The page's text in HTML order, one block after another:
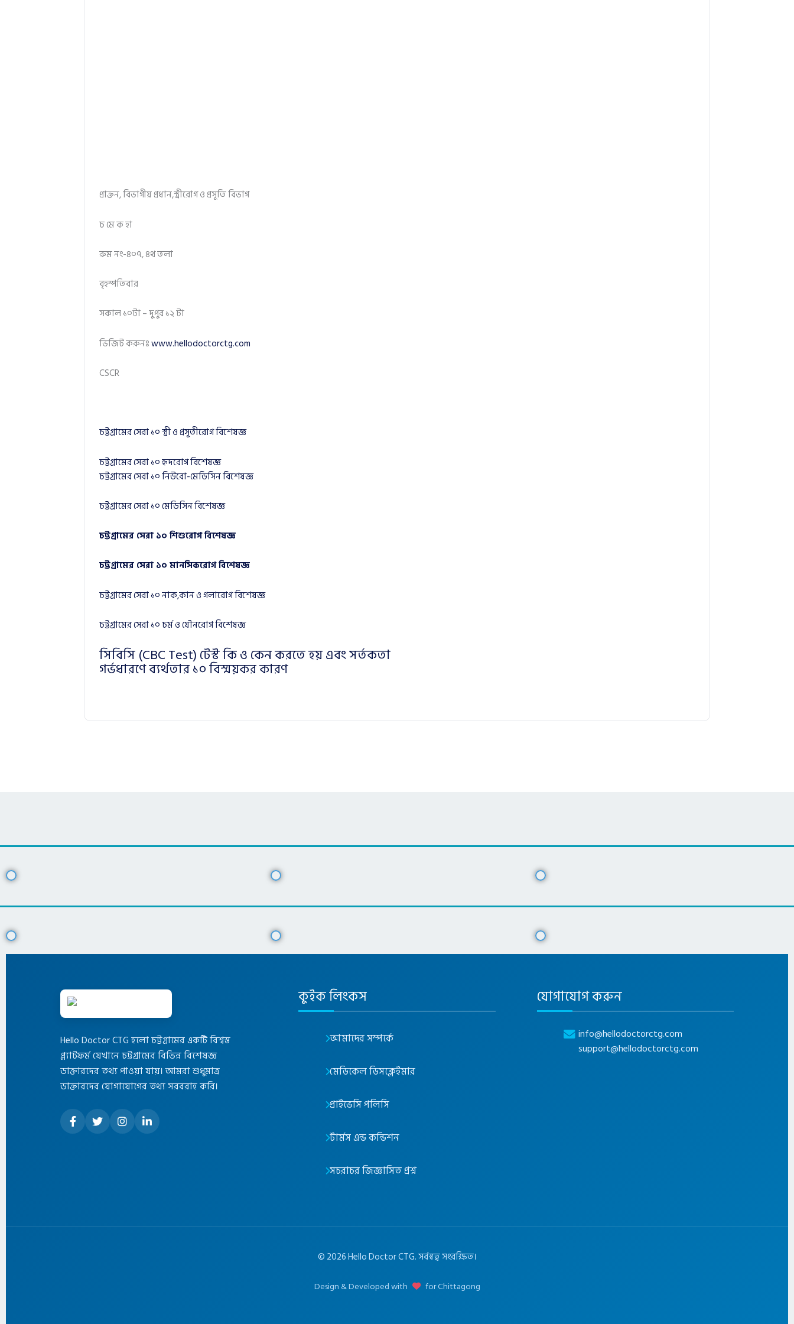
প্রাক্তন, বিভাগীয় প্রধান,স্ত্রীরোগ ও প্রসূতি বিভাগ
চ মে ক হা
রুম নং-৪০৭, ৪থ তলা
বৃহস্পতিবার
সকাল ১০টা – দুপুর ১২ টা
ভিজিট করুনঃwww.hellodoctorctg.com
CSCR
চট্টগ্রামের সেরা ১০ স্ত্রী ও প্রসূতীরোগ বিশেষজ্ঞ
চট্টগ্রামের সেরা ১০ হৃদরোগ বিশেষজ্ঞ
চট্টগ্রামের সেরা ১০ নিউরো-মেডিসিন বিশেষজ্ঞ
চট্টগ্রামের সেরা ১০ মেডিসিন বিশেষজ্ঞ
চট্টগ্রামের সেরা ১০ শিশুরোগ বিশেষজ্ঞ
চট্টগ্রামের সেরা ১০ মানসিকরোগ বিশেষজ্ঞ
চট্টগ্রামের সেরা ১০ নাক,কান ও গলারোগ বিশেষজ্ঞ
চট্টগ্রামের সেরা ১০ চর্ম ও যৌনরোগ বিশেষজ্ঞ
সিবিসি (CBC Test) টেস্ট কি ও কেন করতে হয় এবং সর্তকতা
গর্ভধারণে ব্যর্থতার ১০ বিস্ময়কর কারণ
Hello Doctor CTG হলো চট্টগ্রামের একটি বিশ্বস্ত
প্ল্যাটফর্ম যেখানে চট্টগ্রামের বিভিন্ন বিশেষজ্ঞ
ডাক্তারদের তথ্য পাওয়া যায়। আমরা শুধুমাত্র
ডাক্তারদের যোগাযোগের তথ্য সরবরাহ করি।
কুইক লিংকস
আমাদের সম্পর্কে
মেডিকেল ডিসক্লেইমার
প্রাইভেসি পলিসি
টার্মস এন্ড কন্ডিশন
সচরাচর জিজ্ঞাসিত প্রশ্ন
যোগাযোগ করুন
info@hellodoctorctg.com
support@hellodoctorctg.com
© 2026Hello Doctor CTG. সর্বস্বত্ব সংরক্ষিত।
Design & Developed with for Chittagong